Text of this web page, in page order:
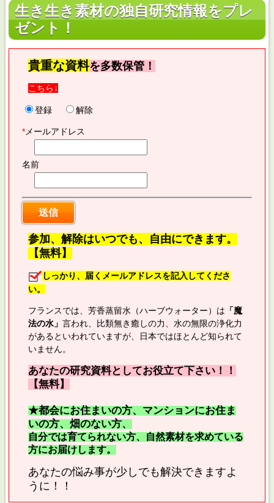
生き生き素材の独自研究情報をプレ
ゼント！
貴重な資料を多数保管！
こちら↓
登録 解除
*メールアドレス
名前
参加、解除はいつでも、自由にできます。
【無料】
しっかり、届くメールアドレスを記入してくださ
い。
フランスでは、芳香蒸留水（ハーブウォーター）は 「魔
法の水」 言われ、比類無き癒しの力、水の無限の浄化力
があるといわれていますが、日本ではほとんど知られて
いません。
あなたの研究資料としてお役立て下さい！！
【無料】
★都会にお住まいの方、マンションにお住ま
いの方、畑のない方、
自分では育てられない方、自然素材を求めている
方にお届けします。
あなたの悩み事が少しでも解決できますよ
うに！！